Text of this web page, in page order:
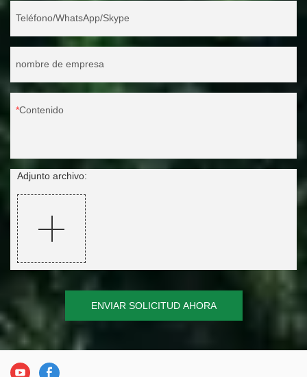
Teléfono/WhatsApp/Skype
nombre de empresa
Contenido
Adjunto archivo:
ENVIAR SOLICITUD AHORA